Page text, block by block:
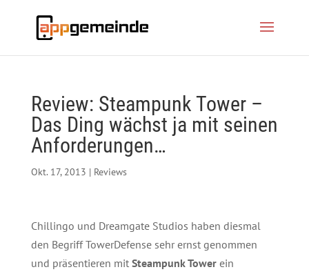
Review: Steampunk Tower –
Das Ding wächst ja mit seinen
Anforderungen…
Okt. 17, 2013 | Reviews
Chillingo und Dreamgate Studios haben diesmal
den Begriff TowerDefense sehr ernst genommen
und präsentieren mit Steampunk Towerein